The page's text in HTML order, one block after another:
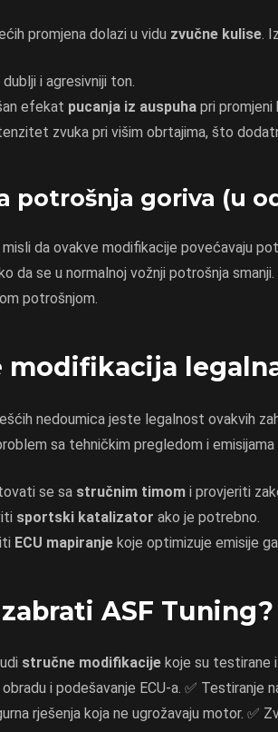
promjena dolazi u vidu zvučne kulise.
dublji i agresivniji ton.
efekat pucanja iz auspuha pri promjeni
zvuka pri višim obrtajima, što
potrošnja goriva (u
da ovakve modifikacije povećavaju
da se u normalnoj vožnji potrošnja
potrošnjom.
modifikacija
nedoumica jeste legalnost ovakvih
sa tehničkim pregledom i emisijama
se sa stručnim timom i provjeriti
sportski katalizator ako je potrebno.
ECU mapiranje koje optimizuje emisije
ASF Tuning?
stručne modifikacije koje su testirane
i podešavanje ECU-a. ✅ Testiranje
rješenja koja ne ugrožavaju motor. ✅